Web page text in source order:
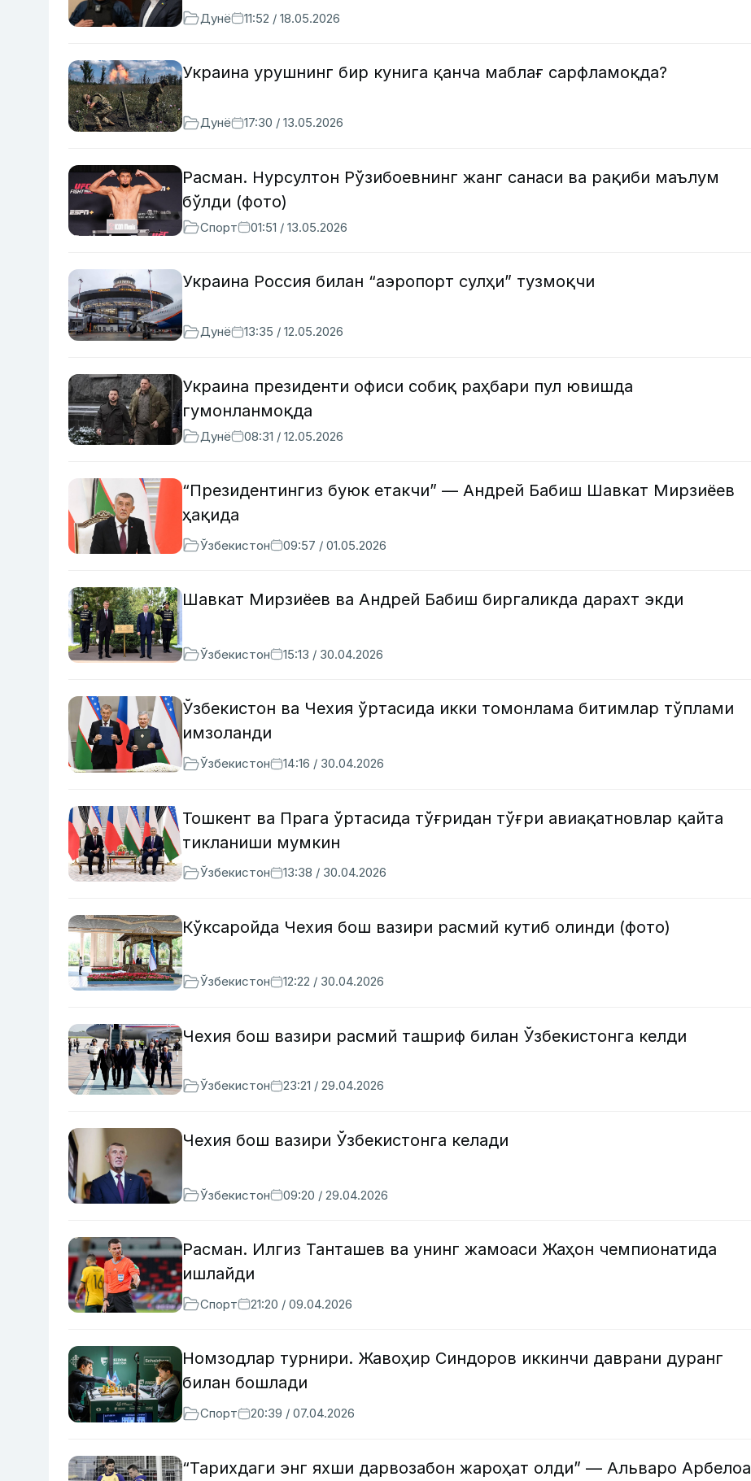
Дунё 11:52 / 18.05.2026
Украина урушнинг бир кунига қанча маблағ сарфламоқда?
Дунё 17:30 / 13.05.2026
Расман. Нурсултон Рўзибоевнинг жанг санаси ва рақиби маълум
бўлди (фото)
Спорт 01:51 / 13.05.2026
Украина Россия билан “аэропорт сулҳи” тузмоқчи
Дунё 13:35 / 12.05.2026
Украина президенти офиси собиқ раҳбари пул ювишда
гумонланмоқда
Дунё 08:31 / 12.05.2026
“Президентингиз буюк етакчи” — Андрей Бабиш Шавкат Мирзиёев
ҳақида
Ўзбекистон 09:57 / 01.05.2026
Шавкат Мирзиёев ва Андрей Бабиш биргаликда дарахт экди
Ўзбекистон 15:13 / 30.04.2026
Ўзбекистон ва Чехия ўртасида икки томонлама битимлар тўплами
имзоланди
Ўзбекистон 14:16 / 30.04.2026
Тошкент ва Прага ўртасида тўғридан тўғри авиақатновлар қайта
тикланиши мумкин
Ўзбекистон 13:38 / 30.04.2026
Кўксаройда Чехия бош вазири расмий кутиб олинди (фото)
Ўзбекистон 12:22 / 30.04.2026
Чехия бош вазири расмий ташриф билан Ўзбекистонга келди
Ўзбекистон 23:21 / 29.04.2026
Чехия бош вазири Ўзбекистонга келади
Ўзбекистон 09:20 / 29.04.2026
Расман. Илгиз Танташев ва унинг жамоаси Жаҳон чемпионатида
ишлайди
Спорт 21:20 / 09.04.2026
Номзодлар турнири. Жавоҳир Синдоров иккинчи даврани дуранг
билан бошлади
Спорт 20:39 / 07.04.2026
“Тарихдаги энг яхши дарвозабон жароҳат олди” — Альваро Арбелоа